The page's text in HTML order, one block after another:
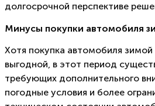
долгосрочной перспективе
Минусы покупки автомобиля
Хотя покупка автомобиля
выгодной, в этот период
требующих дополнительного
погодные условия и более